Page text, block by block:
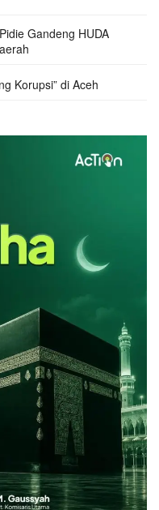
Gandeng HUDA
Korupsi” di Aceh